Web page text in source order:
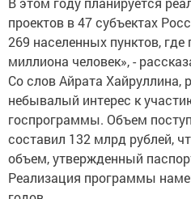
проектов в 47 субъектах
269 населенных пунктов,
миллиона человек», -
Со слов Айрата Хайруллина,
небывалый интерес к
госпрограммы. Объем
составил 132 млрд рублей,
объем, утвержденный
Реализация программы